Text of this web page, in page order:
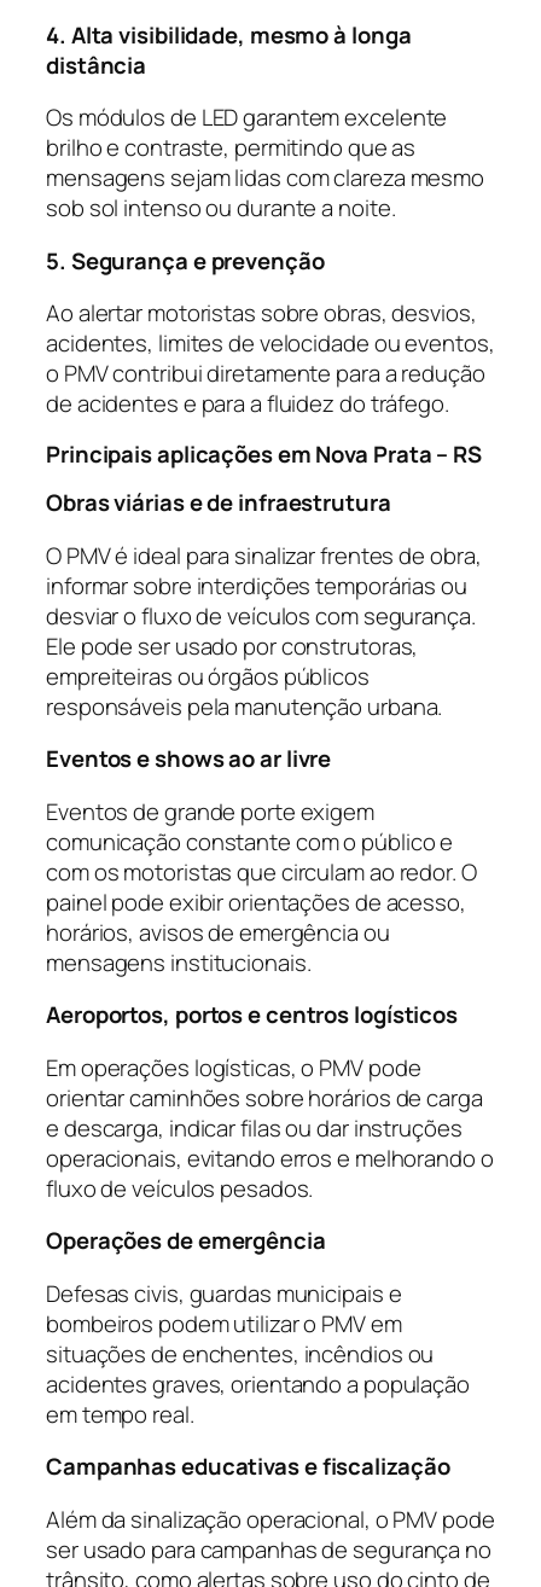
4. Alta visibilidade, mesmo à longa
distância
Os módulos de LED garantem excelente
brilho e contraste, permitindo que as
mensagens sejam lidas com clareza mesmo
sob sol intenso ou durante a noite.
5. Segurança e prevenção
Ao alertar motoristas sobre obras, desvios,
acidentes, limites de velocidade ou eventos,
o PMV contribui diretamente para a redução
de acidentes e para a fluidez do tráfego.
Principais aplicações em Nova Prata – RS
Obras viárias e de infraestrutura
O PMV é ideal para sinalizar frentes de obra,
informar sobre interdições temporárias ou
desviar o fluxo de veículos com segurança.
Ele pode ser usado por construtoras,
empreiteiras ou órgãos públicos
responsáveis pela manutenção urbana.
Eventos e shows ao ar livre
Eventos de grande porte exigem
comunicação constante com o público e
com os motoristas que circulam ao redor. O
painel pode exibir orientações de acesso,
horários, avisos de emergência ou
mensagens institucionais.
Aeroportos, portos e centros logísticos
Em operações logísticas, o PMV pode
orientar caminhões sobre horários de carga
e descarga, indicar filas ou dar instruções
operacionais, evitando erros e melhorando o
fluxo de veículos pesados.
Operações de emergência
Defesas civis, guardas municipais e
bombeiros podem utilizar o PMV em
situações de enchentes, incêndios ou
acidentes graves, orientando a população
em tempo real.
Campanhas educativas e fiscalização
Além da sinalização operacional, o PMV pode
ser usado para campanhas de segurança no
trânsito, como alertas sobre uso do cinto de